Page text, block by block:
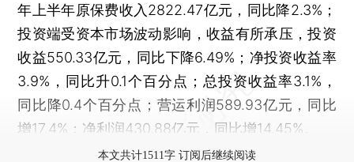
年上半年原保费收入2822.47亿元，同比降2.3%；
投资端受资本市场波动影响，收益有所承压，投资
收益550.33亿元，同比下降6.49%；净投资收益率
3.9%，同比升0.1个百分点；总投资收益率3.1%，
同比降0.4个百分点；营运利润589.93亿元，同比
增17.4%；净利润430.88亿元，同比增14.45%。
本文共计1511字 订阅后继续阅读